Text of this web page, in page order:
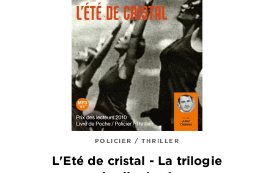
POLICIER / THRILLER
L'Eté de cristal - La trilogie